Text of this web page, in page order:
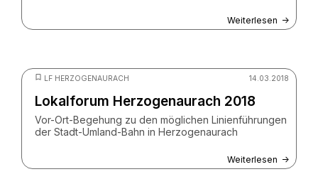
Weiterlesen
LF HERZOGENAURACH 14.03.2018
Lokalforum Herzogenaurach 2018
Vor-Ort-Begehung zu den möglichen Linienführungen
der Stadt-Umland-Bahn in Herzogenaurach
Weiterlesen